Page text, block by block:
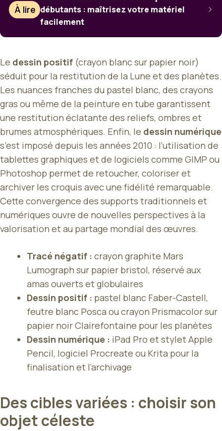
À lire débutants : maîtrisez votre matériel
facilement
Le dessin positif (crayon blanc sur papier noir)
séduit pour la restitution de la Lune et des planètes.
Les nuances franches du pastel blanc, des crayons
gras ou même de la peinture en tube garantissent
une restitution éclatante des reliefs, ombres et
brumes atmosphériques. Enfin, le dessin numérique
s’est imposé depuis les années 2010 : l’utilisation de
tablettes graphiques et de logiciels comme GIMP ou
Photoshop permet de retoucher, coloriser et
archiver les croquis avec une fidélité remarquable.
Cette convergence des supports traditionnels et
numériques ouvre de nouvelles perspectives à la
valorisation et au partage mondial des œuvres.
Tracé négatif : crayon graphite Mars
Lumograph sur papier bristol, réservé aux
amas ouverts et globulaires
Dessin positif : pastel blanc Faber-Castell,
feutre blanc Posca ou crayon Prismacolor sur
papier noir Clairefontaine pour les planètes
Dessin numérique : iPad Pro et stylet Apple
Pencil, logiciel Procreate ou Krita pour la
finalisation et l’archivage
Des cibles variées : choisir son
objet céleste